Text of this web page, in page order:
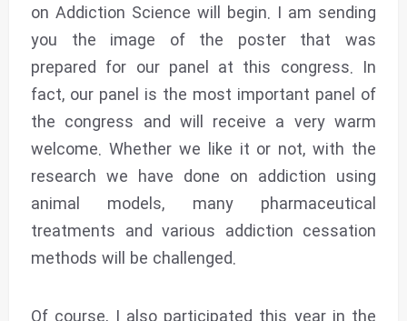
on Addiction Science will begin. I am sending
you the image of the poster that was
prepared for our panel at this congress. In
fact, our panel is the most important panel of
the congress and will receive a very warm
welcome. Whether we like it or not, with the
research we have done on addiction using
animal models, many pharmaceutical
treatments and various addiction cessation
methods will be challenged.